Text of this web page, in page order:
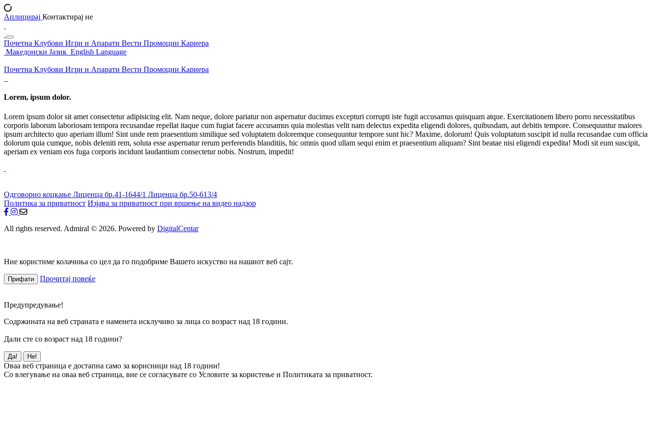
Аплицирај Контактирај не
Почетна Клубови Игри и Апарати Вести Промоции Кариера
Македонски Јазик English Language
Почетна Клубови Игри и Апарати Вести Промоции Кариера
Lorem, ipsum dolor.
Lorem ipsum dolor sit amet consectetur adipisicing elit. Nam neque, dolore pariatur non aspernatur ducimus excepturi corrupti iste fugit accusamus quisquam atque. Exercitationem libero porro necessitatibus
corporis laborum laboriosam tempora recusandae repellat itaque cum fugiat facere accusamus quia molestias velit nam delectus expedita eligendi dolores, quibusdam, aut debitis tempore. Consequuntur maiores
ipsum architecto quo aperiam illum! Sint unde rem praesentium similique sed voluptatem doloremque consequuntur tempore sunt hic? Maxime, dolorum! Quis voluptatum suscipit id nulla recusandae cum officia
dolorum quia cumque, nobis deleniti rem, soluta esse aspernatur rerum perferendis blanditiis, hic omnis quod ullam sequi enim et praesentium aliquam? Sint beatae nisi eligendi expedita! Modi sit eum suscipit,
aperiam ex veniam eos fuga corporis incidunt laudantium consectetur nobis. Nostrum, impedit!
Одговорно коцкање Лиценца бр.41-1644/1 Лиценца бр.50-613/4
Политика за приватност Изјава за приватност при вршење на видео надзор
All rights reserved. Admiral © 2026. Powered by DigitalCentar
Ние користиме колачиња со цел да го подобриме Вашето искуство на нашиот веб сајт.
Прифати Прочитај повеќе
Предупредување!
Содржината на веб страната е наменета исклучиво за лица со возраст над 18 години.
Дали сте со возраст над 18 години?
Да! Не!
Оваа веб страница е достапна само за корисници над 18 години!
Со влегување на оваа веб страница, вие се согласувате со Условите за користење и Политиката за приватност.